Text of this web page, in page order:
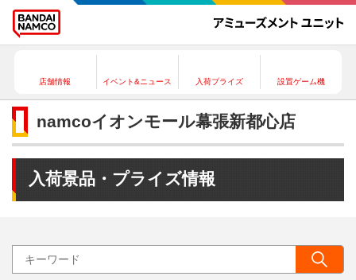
店舗情報 イベント&ニュース 入荷プライズ 設置ゲーム機
namcoイオンモール幕張新都心店
入荷景品・プライズ情報